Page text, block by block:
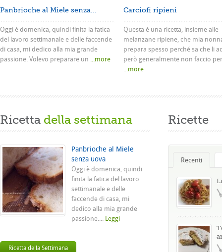
Panbrioche al Miele senza...
Oggi è domenica, quindi finita la fatica
del lavoro settimanale e delle faccende
di casa, mi dedico alla mia grande
passione. Volevo preparare un ...more
Carciofi ripieni
Questa è una ricetta, insieme alle
melanzane ripiene, che mia
prepara spesso perché sa che li
però generalmente non faccio
...more
Ricetta della settimana
Panbrioche al Miele
senza uova
Oggi è domenica, quindi
finita la fatica del lavoro
settimanale e delle
faccende di casa, mi
dedico alla mia grande
passione.... Leggi
Ricetta della Settimana
Ricette
Recenti